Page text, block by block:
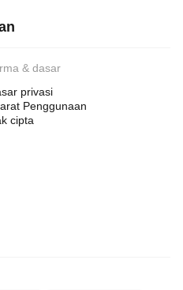
& dasar
privasi
Penggunaan
cipta